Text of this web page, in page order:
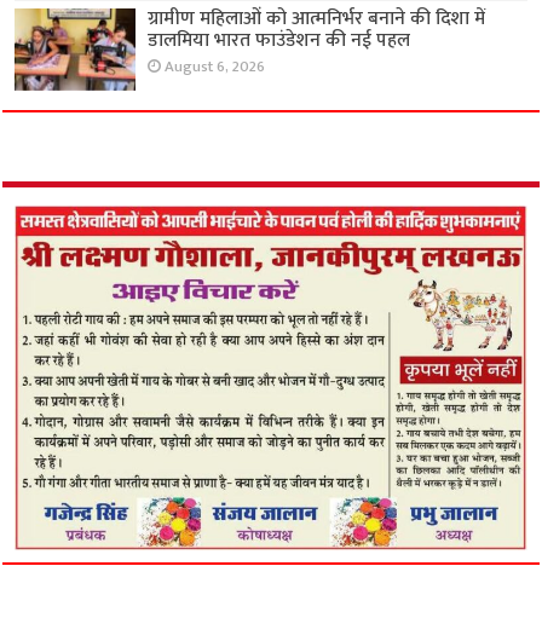
ग्रामीण महिलाओं को आत्मनिर्भर बनाने की दिशा में
डालमिया भारत फाउंडेशन की नई पहल
August 6, 2026